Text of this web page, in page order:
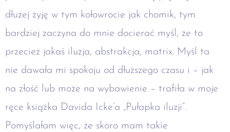
dłużej żyję w tym kołowrocie jak chomik, tym
bardziej zaczyna do mnie docierać myśl, że to
przecież jakaś iluzja, abstrakcja, matrix. Myśl ta
nie dawała mi spokoju od dłuższego czasu i – jak
na złość lub może na wybawienie – trafiła w moje
ręce książka Davida Icke’a „Pułapka iluzji”.
Pomyślałam więc, że skoro mam takie